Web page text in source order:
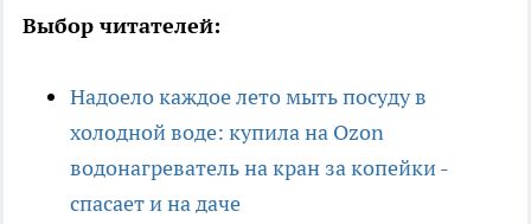
Выбор читателей:
Надоело каждое лето мыть посуду в
холодной воде: купила на Ozon
водонагреватель на кран за копейки -
спасает и на даче